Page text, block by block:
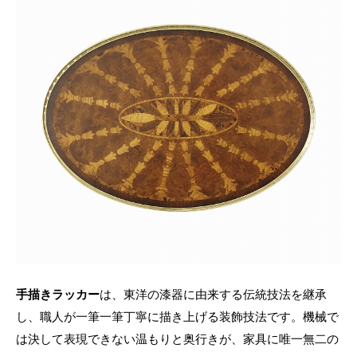
手描きラッカーは、東洋の漆器に由来する伝統技法を継承
し、職人が一筆一筆丁寧に描き上げる装飾技法です。機械で
は決して表現できない温もりと奥行きが、家具に唯一無二の